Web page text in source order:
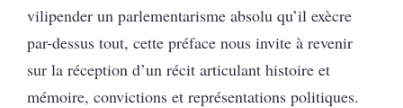
vilipender un parlementarisme absolu qu’il exècre
par-dessus tout, cette préface nous invite à revenir
sur la réception d’un récit articulant histoire et
mémoire, convictions et représentations politiques.